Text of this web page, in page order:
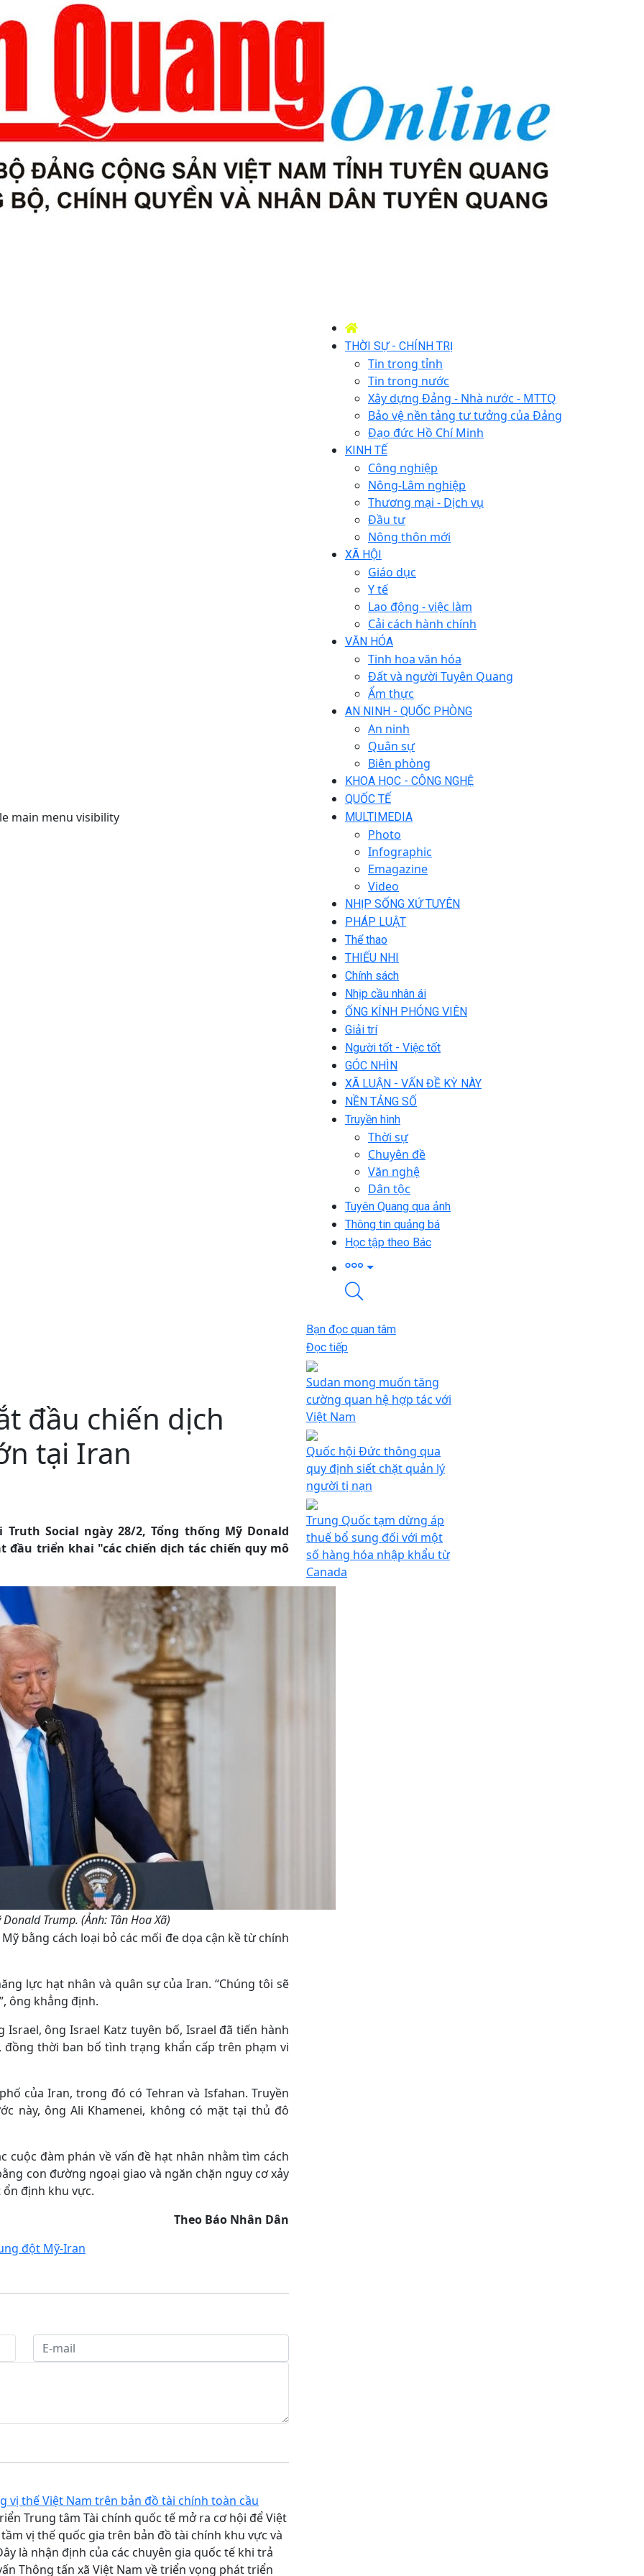
main menu visibility
THỜI SỰ - CHÍNH TRỊ
Tin trong tỉnh
Tin trong nước
Xây dựng Đảng - Nhà nước - MTTQ
Bảo vệ nền tảng tư tưởng của Đảng
Đạo đức Hồ Chí Minh
KINH TẾ
Công nghiệp
Nông-Lâm nghiệp
Thương mại - Dịch vụ
Đầu tư
Nông thôn mới
XÃ HỘI
Giáo dục
Y tế
Lao động - việc làm
Cải cách hành chính
VĂN HÓA
Tinh hoa văn hóa
Đất và người Tuyên Quang
Ẩm thực
AN NINH - QUỐC PHÒNG
An ninh
Quân sự
Biên phòng
KHOA HỌC - CÔNG NGHỆ
QUỐC TẾ
MULTIMEDIA
Photo
Infographic
Emagazine
Video
NHỊP SỐNG XỨ TUYÊN
PHÁP LUẬT
Thể thao
THIẾU NHI
Chính sách
Nhịp cầu nhân ái
ỐNG KÍNH PHÓNG VIÊN
Giải trí
Người tốt - Việc tốt
GÓC NHÌN
XÃ LUẬN - VẤN ĐỀ KỲ NÀY
NỀN TẢNG SỐ
Truyền hình
Thời sự
Chuyên đề
Văn nghệ
Dân tộc
Tuyên Quang qua ảnh
Thông tin quảng bá
Học tập theo Bác
đầu chiến dịch
tại Iran
Social ngày 28/2, Tổng thống Mỹ Donald
đầu triển khai "các chiến dịch tác chiến quy mô
Trump. (Ảnh: Tân Hoa Xã)
bằng cách loại bỏ các mối đe dọa cận kề từ chính
lực hạt nhân và quân sự của Iran. “Chúng tôi sẽ
ông khẳng định.
ông Israel Katz tuyên bố, Israel đã tiến hành
thời ban bố tình trạng khẩn cấp trên phạm vi
của Iran, trong đó có Tehran và Isfahan. Truyền
này, ông Ali Khamenei, không có mặt tại thủ đô
cuộc đàm phán về vấn đề hạt nhân nhằm tìm cách
con đường ngoại giao và ngăn chặn nguy cơ xảy
định khu vực.
Theo Báo Nhân Dân
đột Mỹ-Iran
vị thế Việt Nam trên bản đồ tài chính toàn cầu
Trung tâm Tài chính quốc tế mở ra cơ hội để Việt
vị thế quốc gia trên bản đồ tài chính khu vực và
là nhận định của các chuyên gia quốc tế khi trả
Thông tấn xã Việt Nam về triển vọng phát triển
Bạn đọc quan tâm
Đọc tiếp
Sudan mong muốn tăng
cường quan hệ hợp tác với
Việt Nam
Quốc hội Đức thông qua
quy định siết chặt quản lý
người tị nạn
Trung Quốc tạm dừng áp
thuế bổ sung đối với một
số hàng hóa nhập khẩu từ
Canada